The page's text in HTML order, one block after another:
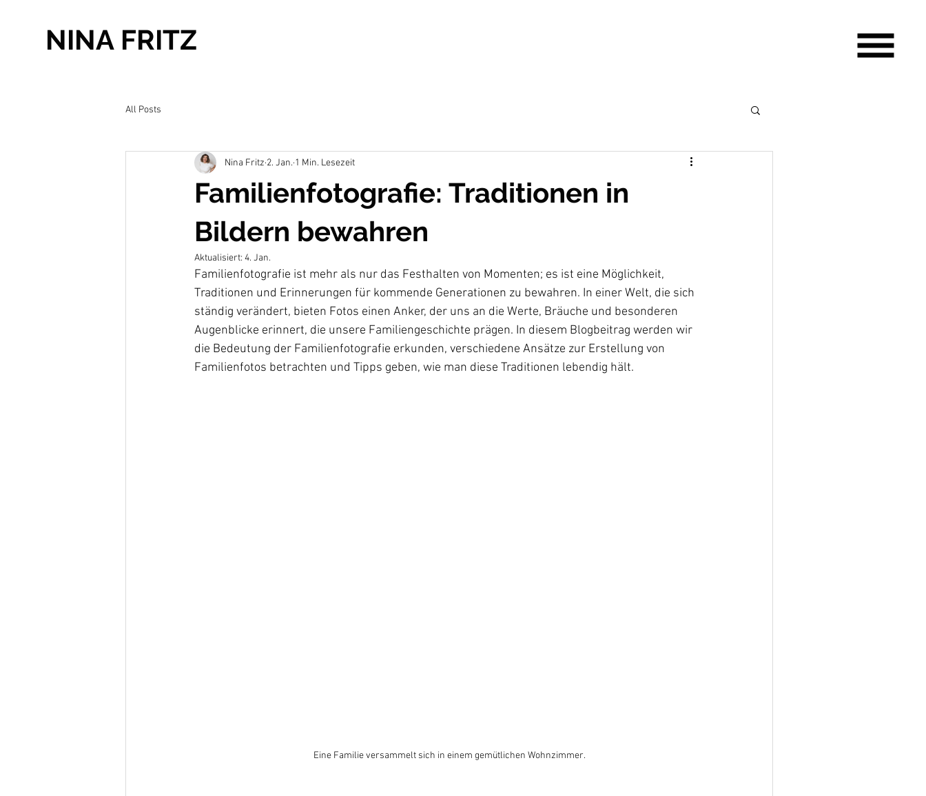
NINA FRITZ
All Posts
Familienfotografie: Traditionen in
Bildern bewahren
Nina Fritz 2. Jan. 1 Min. Lesezeit
Aktualisiert: 4. Jan.
Familienfotografie ist mehr als nur das Festhalten von Momenten; es ist eine Möglichkeit,
Traditionen und Erinnerungen für kommende Generationen zu bewahren. In einer Welt, die sich
ständig verändert, bieten Fotos einen Anker, der uns an die Werte, Bräuche und besonderen
Augenblicke erinnert, die unsere Familiengeschichte prägen. In diesem Blogbeitrag werden wir
die Bedeutung der Familienfotografie erkunden, verschiedene Ansätze zur Erstellung von
Familienfotos betrachten und Tipps geben, wie man diese Traditionen lebendig hält.
Eine Familie versammelt sich in einem gemütlichen Wohnzimmer.